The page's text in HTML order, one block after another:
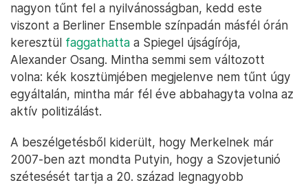
nagyon tűnt fel a nyilvánosságban, kedd este
viszont a Berliner Ensemble színpadán másfél órán
keresztül faggathatta a Spiegel újságírója,
Alexander Osang. Mintha semmi sem változott
volna: kék kosztümjében megjelenve nem tűnt úgy
egyáltalán, mintha már fél éve abbahagyta volna az
aktív politizálást.
A beszélgetésből kiderült, hogy Merkelnek már
2007-ben azt mondta Putyin, hogy a Szovjetunió
szétesését tartja a 20. század legnagyobb